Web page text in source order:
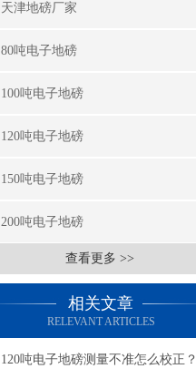
天津地磅厂家
80吨电子地磅
100吨电子地磅
120吨电子地磅
150吨电子地磅
200吨电子地磅
查看更多 >>
相关文章
RELEVANT ARTICLES
120吨电子地磅测量不准怎么校正？